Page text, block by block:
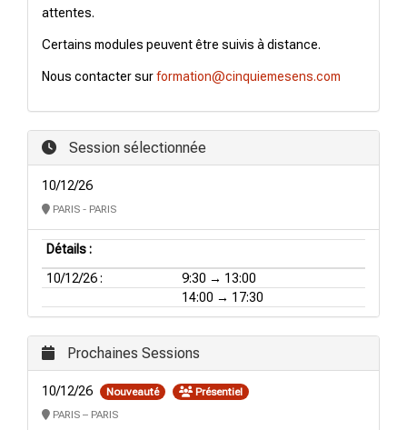
attentes.
Certains modules peuvent être suivis à distance.
Nous contacter surformation@cinquiemesens.com
Session sélectionnée
10/12/26
PARIS - PARIS
Détails :
10/12/26 :
9:30 → 13:00
14:00 → 17:30
Prochaines Sessions
10/12/26 Nouveauté
Présentiel
PARIS – PARIS